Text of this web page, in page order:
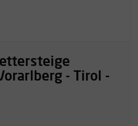
- Tirol -